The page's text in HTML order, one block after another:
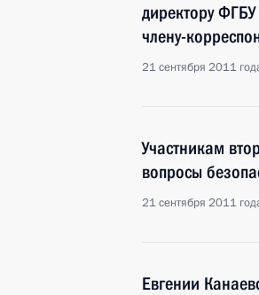
директору ФГБУ
члену-
21 сентября 2011
Участникам
вопросы
21 сентября 2011
Евгении